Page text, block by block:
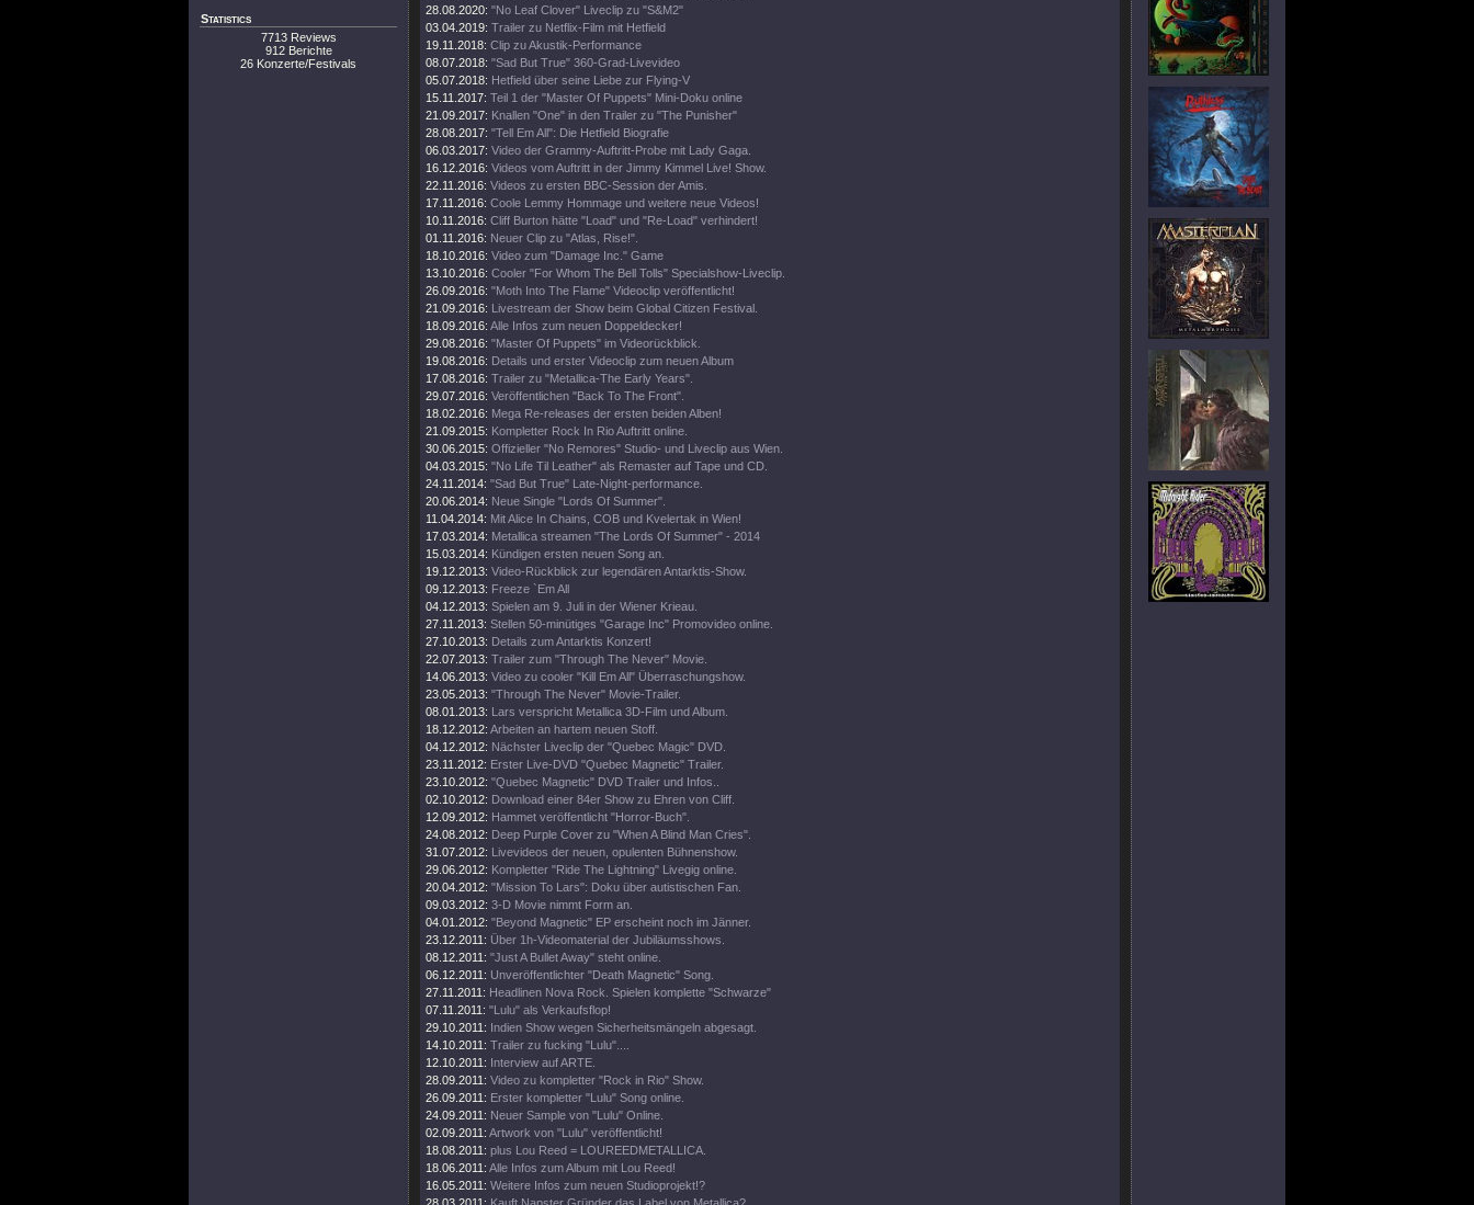
Statistics
7713 Reviews
912 Berichte
26 Konzerte/Festivals
28.08.2020: "No Leaf Clover" Liveclip zu "S&M2"
03.04.2019: Trailer zu Netflix-Film mit Hetfield
19.11.2018: Clip zu Akustik-Performance
08.07.2018: "Sad But True" 360-Grad-Livevideo
05.07.2018: Hetfield über seine Liebe zur Flying-V
15.11.2017: Teil 1 der "Master Of Puppets" Mini-Doku online
21.09.2017: Knallen "One" in den Trailer zu "The Punisher"
28.08.2017: "Tell Em All": Die Hetfield Biografie
06.03.2017: Video der Grammy-Auftritt-Probe mit Lady Gaga.
16.12.2016: Videos vom Auftritt in der Jimmy Kimmel Live! Show.
22.11.2016: Videos zu ersten BBC-Session der Amis.
17.11.2016: Coole Lemmy Hommage und weitere neue Videos!
10.11.2016: Cliff Burton hätte "Load" und "Re-Load" verhindert!
01.11.2016: Neuer Clip zu "Atlas, Rise!".
18.10.2016: Video zum "Damage Inc." Game
13.10.2016: Cooler "For Whom The Bell Tolls" Specialshow-Liveclip.
26.09.2016: "Moth Into The Flame" Videoclip veröffentlicht!
21.09.2016: Livestream der Show beim Global Citizen Festival.
18.09.2016: Alle Infos zum neuen Doppeldecker!
29.08.2016: "Master Of Puppets" im Videorückblick.
19.08.2016: Details und erster Videoclip zum neuen Album
17.08.2016: Trailer zu "Metallica-The Early Years".
29.07.2016: Veröffentlichen "Back To The Front".
18.02.2016: Mega Re-releases der ersten beiden Alben!
21.09.2015: Kompletter Rock In Rio Auftritt online.
30.06.2015: Offizieller "No Remores" Studio- und Liveclip aus Wien.
04.03.2015: "No Life Til Leather" als Remaster auf Tape und CD.
24.11.2014: "Sad But True" Late-Night-performance.
20.06.2014: Neue Single "Lords Of Summer".
11.04.2014: Mit Alice In Chains, COB und Kvelertak in Wien!
17.03.2014: Metallica streamen "The Lords Of Summer" - 2014
15.03.2014: Kündigen ersten neuen Song an.
19.12.2013: Video-Rückblick zur legendären Antarktis-Show.
09.12.2013: Freeze `Em All
04.12.2013: Spielen am 9. Juli in der Wiener Krieau.
27.11.2013: Stellen 50-minütiges "Garage Inc" Promovideo online.
27.10.2013: Details zum Antarktis Konzert!
22.07.2013: Trailer zum "Through The Never" Movie.
14.06.2013: Video zu cooler "Kill Em All" Überraschungshow.
23.05.2013: "Through The Never" Movie-Trailer.
08.01.2013: Lars verspricht Metallica 3D-Film und Album.
18.12.2012: Arbeiten an hartem neuen Stoff.
04.12.2012: Nächster Liveclip der "Quebec Magic" DVD.
23.11.2012: Erster Live-DVD "Quebec Magnetic" Trailer.
23.10.2012: "Quebec Magnetic" DVD Trailer und Infos..
02.10.2012: Download einer 84er Show zu Ehren von Cliff.
12.09.2012: Hammet veröffentlicht "Horror-Buch".
24.08.2012: Deep Purple Cover zu "When A Blind Man Cries".
31.07.2012: Livevideos der neuen, opulenten Bühnenshow.
29.06.2012: Kompletter "Ride The Lightning" Livegig online.
20.04.2012: "Mission To Lars": Doku über autistischen Fan.
09.03.2012: 3-D Movie nimmt Form an.
04.01.2012: "Beyond Magnetic" EP erscheint noch im Jänner.
23.12.2011: Über 1h-Videomaterial der Jubiläumsshows.
08.12.2011: "Just A Bullet Away" steht online.
06.12.2011: Unveröffentlichter "Death Magnetic" Song.
27.11.2011: Headlinen Nova Rock. Spielen komplette "Schwarze"
07.11.2011: "Lulu" als Verkaufsflop!
29.10.2011: Indien Show wegen Sicherheitsmängeln abgesagt.
14.10.2011: Trailer zu fucking "Lulu"....
12.10.2011: Interview auf ARTE.
28.09.2011: Video zu kompletter "Rock in Rio" Show.
26.09.2011: Erster kompletter "Lulu" Song online.
24.09.2011: Neuer Sample von "Lulu" Online.
02.09.2011: Artwork von "Lulu" veröffentlicht!
18.08.2011: plus Lou Reed = LOUREEDMETALLICA.
18.06.2011: Alle Infos zum Album mit Lou Reed!
16.05.2011: Weitere Infos zum neuen Studioprojekt!?